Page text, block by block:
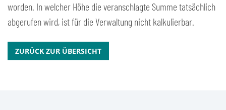
worden. In welcher Höhe die veranschlagte Summe tatsächlich
abgerufen wird, ist für die Verwaltung nicht kalkulierbar.
ZURÜCK ZUR ÜBERSICHT